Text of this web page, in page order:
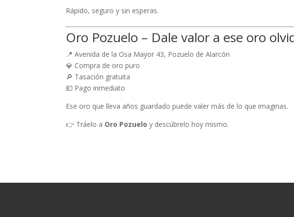
Rápido, seguro y sin esperas.
Oro Pozuelo – Dale valor a ese oro
📍 Avenida de la Osa Mayor 43, Pozuelo de Alarcón
💎 Compra de oro puro
🔎 Tasación gratuita
💶 Pago inmediato
Ese oro que lleva años guardado puede valer más de lo que imaginas.
👉 Tráelo a Oro Pozuelo y descúbrelo hoy mismo.